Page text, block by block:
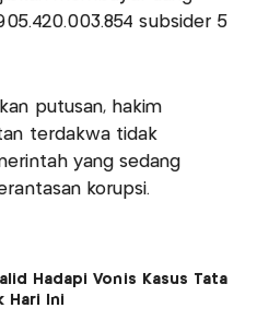
subsider 5
putusan, hakim
terdakwa tidak
yang sedang
korupsi.
Hadapi Vonis Kasus Tata
Hari Ini